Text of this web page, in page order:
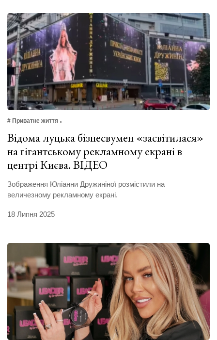
# Приватне життя
Відома луцька бізнесвумен «засвітилася»
на гігантському рекламному екрані в
центрі Києва. ВІДЕО
Зображення Юліанни Дружиніної розмістили на
величезному рекламному екрані.
18 Липня 2025